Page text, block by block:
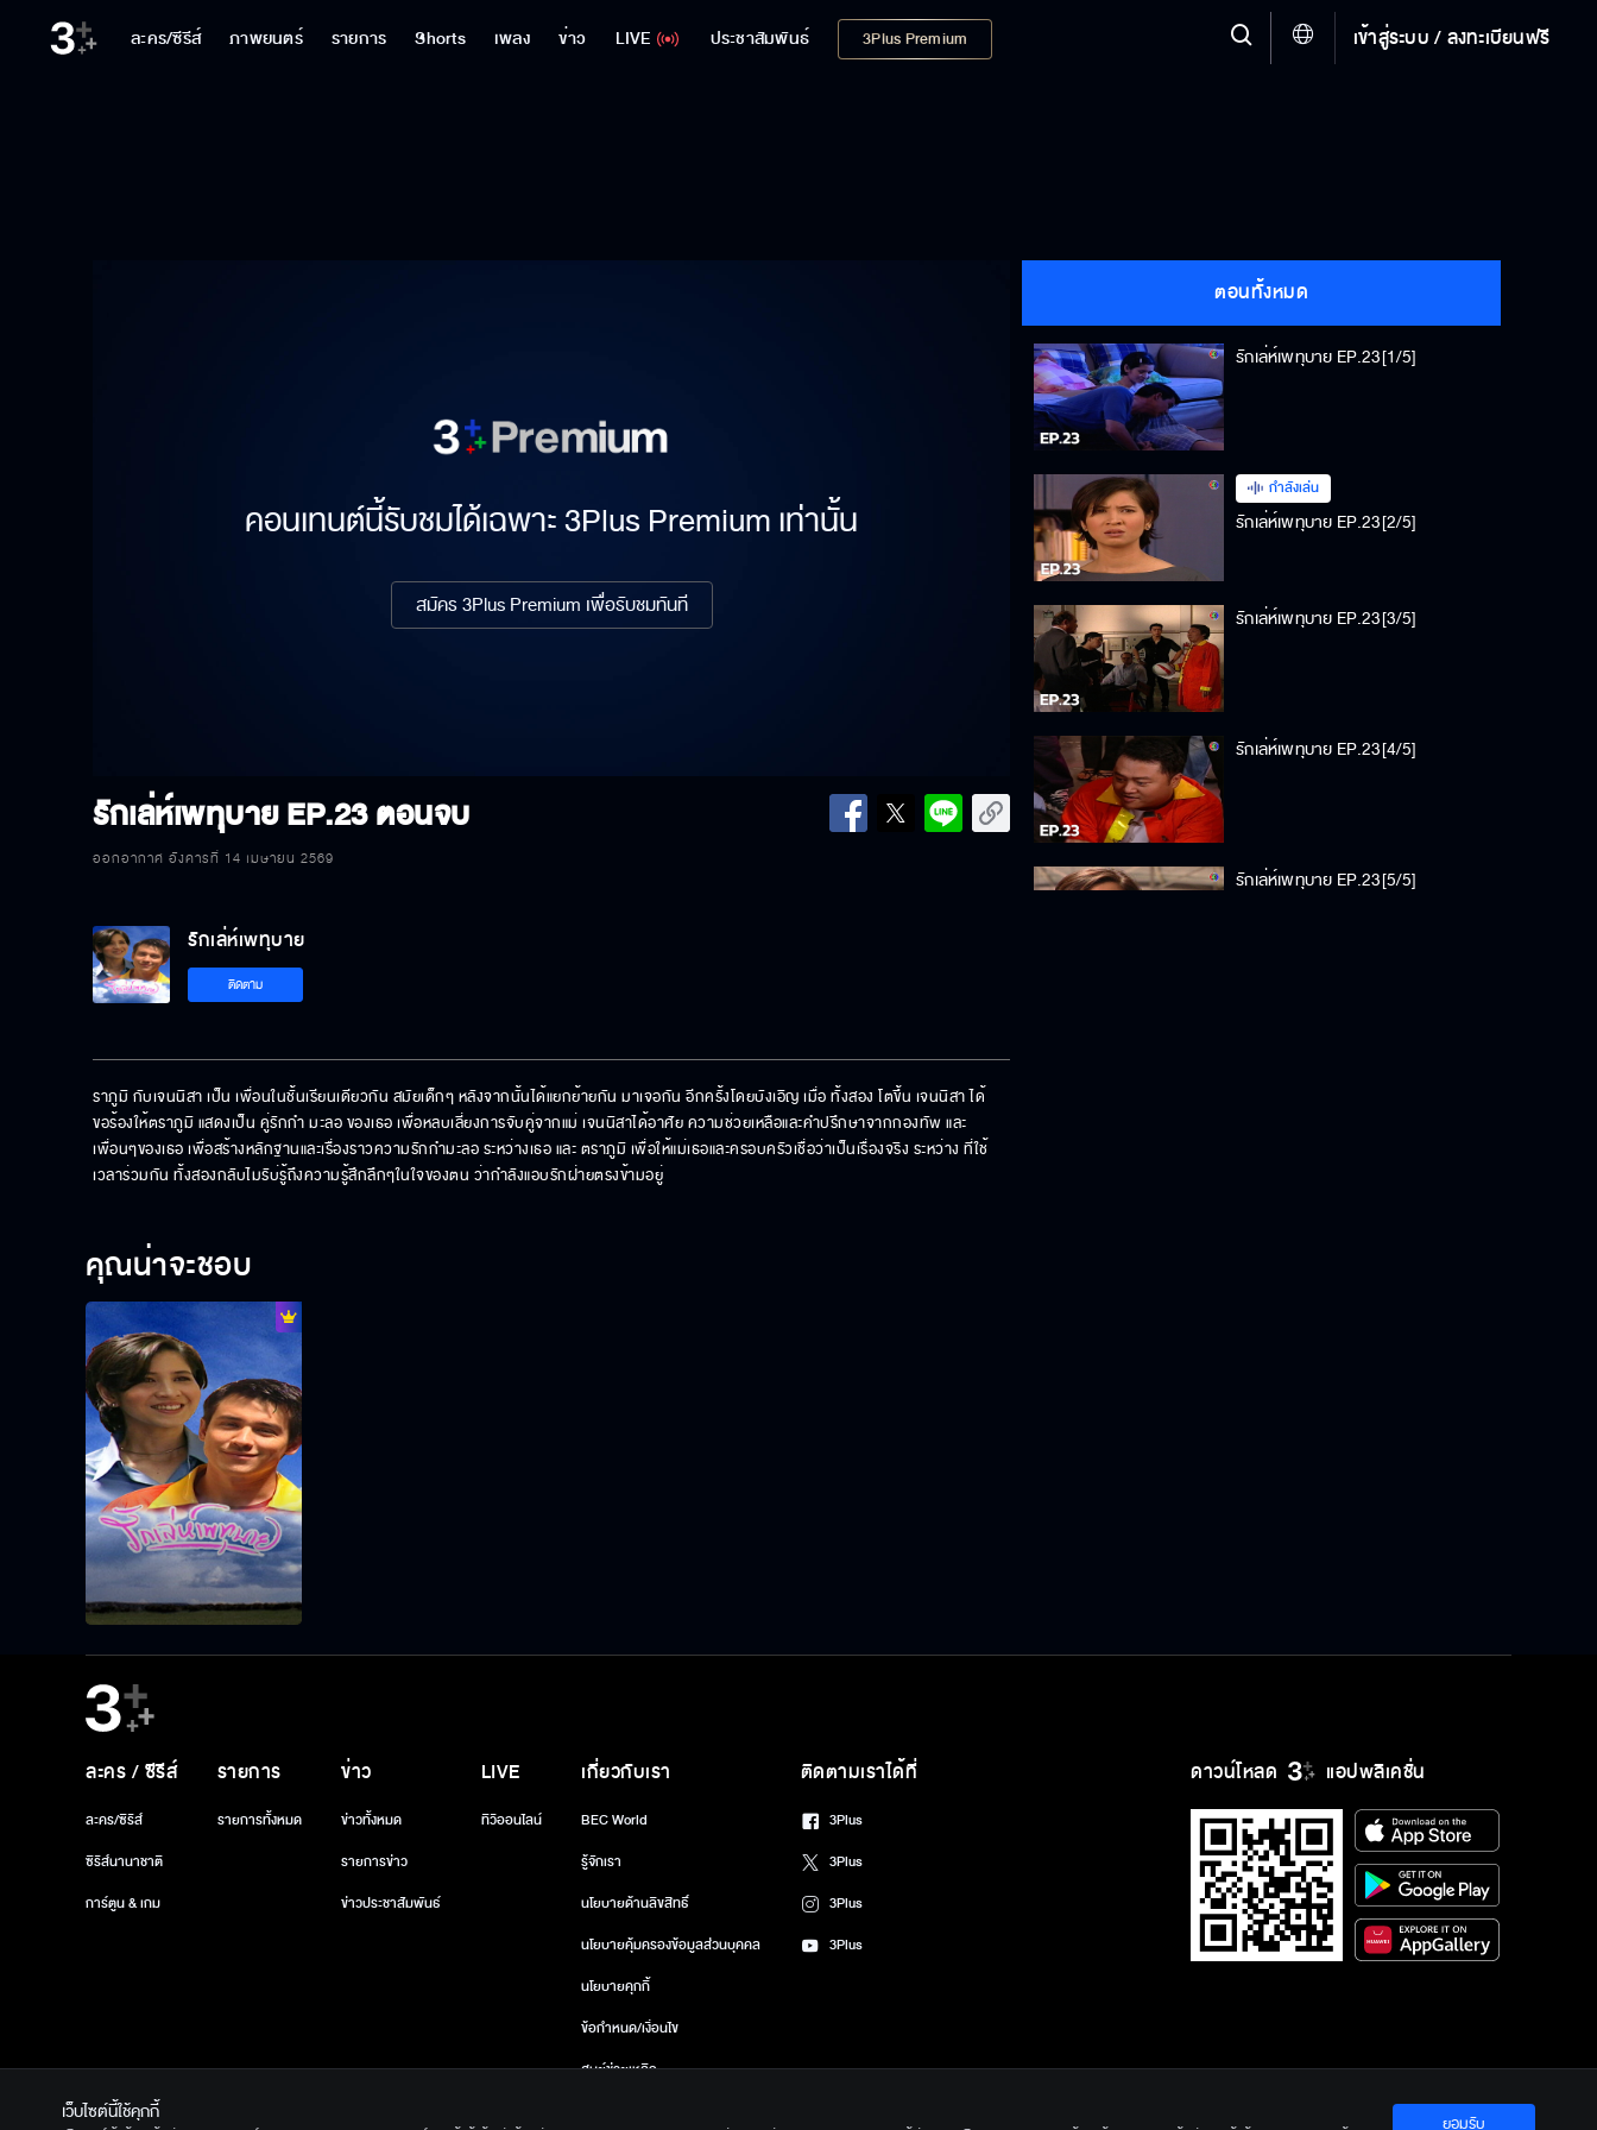
ละคร/ซีรีส์ ภาพยนตร์ รายการ Shorts เพลง ข่าว LIVE ประชาสัมพันธ์ 3Plus Premium เข้าสู่ระบบ / ลงทะเบียนฟรี
คอนเทนต์นี้รับชมได้เฉพาะ 3Plus Premium เท่านั้น
สมัคร 3Plus Premium เพื่อรับชมทันที
รักเล่ห์เพทุบายEP.23 ตอนจบ
ออกอากาศ อังคารที่ 14 เมษายน 2569
ตอนทั้งหมด
รักเล่ห์เพทุบาย EP.23[1/5]
กำลังเล่น
รักเล่ห์เพทุบาย EP.23[2/5]
รักเล่ห์เพทุบาย EP.23[3/5]
รักเล่ห์เพทุบาย EP.23[4/5]
รักเล่ห์เพทุบาย EP.23[5/5]
รักเล่ห์เพทุบาย
ติดตาม
ราภูมิ กับเจนนิสา เป็น เพื่อนในชั้นเรียนเดียวกัน สมัยเด็กๆ หลังจากนั้นได้แยกย้ายกัน มาเจอกัน อีกครั้งโดยบังเอิญ เมื่อ ทั้งสอง โตขึ้น เจนนิสา ได้
ขอร้องให้ตราภูมิ แสดงเป็น คู่รักกำ มะลอ ของเธอ เพื่อหลบเลี่ยงการจับคู่จากแม่ เจนนิสาได้อาศัย ความช่วยเหลือและคำปรึกษาจากกองทัพ และ
เพื่อนๆของเธอ เพื่อสร้างหลักฐานและเรื่องราวความรักกำมะลอ ระหว่างเธอ และ ตราภูมิ เพื่อให้แม่เธอและครอบครัวเชื่อว่าเป็นเรื่องจริง ระหว่าง ที่ใช้
เวลาร่วมกัน ทั้งสองกลับไมรับ่รู้ถึงความรู้สึกลึกๆในใจของตน ว่ากำลังแอบรักฝ่ายตรงข้ามอยู่
คุณน่าจะชอบ
ดาวน์โหลด แอปพลิเคชั่น
ละคร / ซีรีส์
ละคร/ซีรีส์
ซีรีส์นานาชาติ
การ์ตูน & เกม
รายการ
รายการทั้งหมด
ข่าว
ข่าวทั้งหมด
รายการข่าว
ข่าวประชาสัมพันธ์
LIVE
ทีวีออนไลน์
เกี่ยวกับเรา
BEC World
รู้จักเรา
นโยบายด้านลิขสิทธิ์
นโยบายคุ้มครองข้อมูลส่วนบุคคล
นโยบายคุกกี้
ข้อกำหนด/เงื่อนไข
ศูนย์ช่วยเหลือ
ติดตามเราได้ที่
3Plus
3Plus
3Plus
3Plus
เว็บไซต์นี้ใช้คุกกี้ ยอมรับ